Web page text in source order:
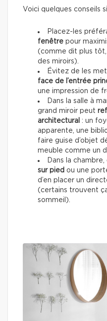
Voici quelques conseils
Placez-les
fenêtre pour
(comme dit plus tôt,
des miroirs).
Évitez de les
face de l’entrée
une impression de
Dans la salle à
grand miroir peut
architectural : un
apparente, une
faire guise d’objet
meuble comme un
Dans la
sur pied ou une
d’en placer un
(certains trouvent
sommeil).